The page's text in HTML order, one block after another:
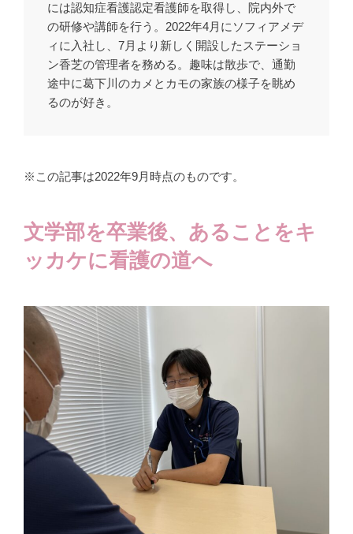
には認知症看護認定看護師を取得し、院内外で
の研修や講師を行う。2022年4月にソフィアメデ
ィに入社し、7月より新しく開設したステーショ
ン香芝の管理者を務める。趣味は散歩で、通勤
途中に葛下川のカメとカモの家族の様子を眺め
るのが好き。
※この記事は2022年9月時点のものです。
文学部を卒業後、あることをキ
ッカケに看護の道へ